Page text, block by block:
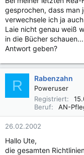
gesprochen, dass man
verwechsele ich ja
Laie nicht genau weiß
in die Bücher
Antwort geben?
R Rabenzahn
Poweruser
Registriert
Beruf
AN-
26.02.2002
Hallo Ute,
die gesamten